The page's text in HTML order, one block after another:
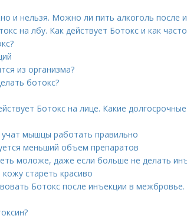
и нельзя. Можно ли пить алкоголь после
на лбу. Как действует Ботокс и как
из организма?
ботокс?
Ботокс на лице. Какие
мышцы работать правильно
меньший объем препаратов
моложе, даже если больше не делать
стареть красиво
Ботокс после инъекции в